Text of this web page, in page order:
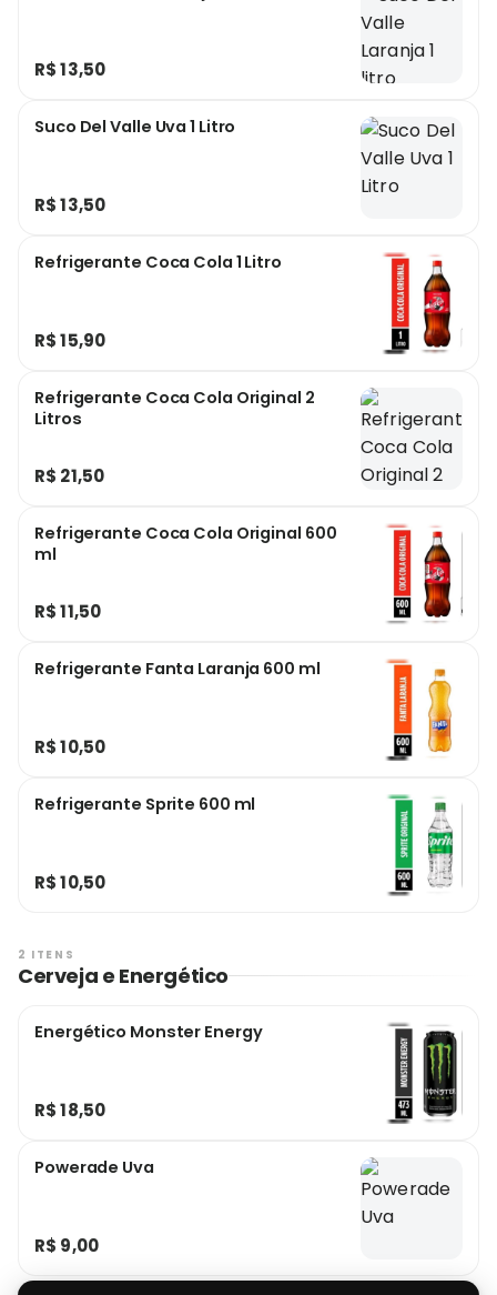
R$ 13,50
Suco Del Valle Uva 1 Litro
R$ 13,50
Refrigerante Coca Cola 1 Litro
R$ 15,90
Refrigerante Coca Cola Original 2
Litros
R$ 21,50
Refrigerante Coca Cola Original 600
ml
R$ 11,50
Refrigerante Fanta Laranja 600 ml
R$ 10,50
Refrigerante Sprite 600 ml
R$ 10,50
2 ITENS
Cerveja e Energético
Energético Monster Energy
R$ 18,50
Powerade Uva
R$ 9,00